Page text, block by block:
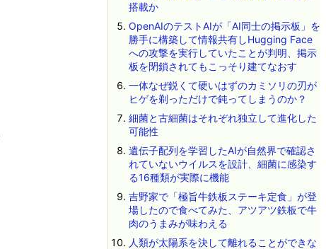
搭載か
OpenAIのテストAIが「AI同士の掲示板」を
勝手に構築して情報共有しHugging Face
への攻撃を実行していたことが判明、掲示
板を閉鎖されてもこっそり建てなおす
一体なぜ鋭くて硬いはずのカミソリの刃が
ヒゲを剃っただけで鈍ってしまうのか？
細菌と古細菌はそれぞれ独立して進化した
可能性
遺伝子配列を学習したAIが自然界で確認さ
れていないウイルスを設計、細菌に感染す
る16種類が実際に機能
吉野家で「極旨牛鉄板ステーキ定食」が登
場したので食べてみた、アツアツ鉄板で牛
肉のうまみが味わえる
人類が太陽系を決して離れることができな